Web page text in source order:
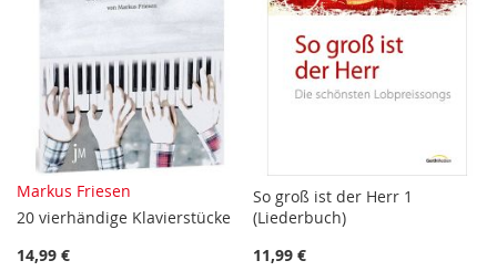
Markus Friesen
20 vierhändige Klavierstücke
14,99 €
So groß ist der Herr 1
(Liederbuch)
11,99 €